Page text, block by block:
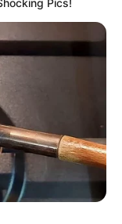
5 ans
à son
bénéfique,
son
ce rendez-
références
avec un
jouer les
Pics!